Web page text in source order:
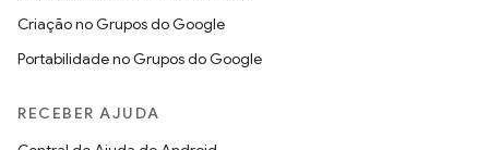
Criação no Grupos do Google
Portabilidade no Grupos do Google
RECEBER AJUDA